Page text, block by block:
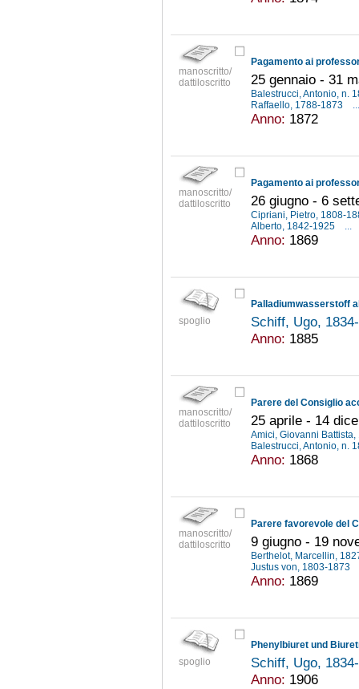
manoscritto/
dattiloscritto
25 gennaio - 31
Balestrucci, Antonio, n.
Raffaello, 1788-1873
...
Anno: 1872
manoscritto/
dattiloscritto
26 giugno - 6
Cipriani, Pietro, 1808-
Alberto, 1842-1925
...
Anno: 1869
spoglio
Palladiumwasserstoff
Schiff, Ugo,
Anno: 1885
manoscritto/
dattiloscritto
25 aprile - 14
Amici, Giovanni
Balestrucci, Antonio, n.
Anno: 1868
manoscritto/
dattiloscritto
9 giugno - 19
Berthelot, Marcellin,
Justus von, 1803-1873
Anno: 1869
spoglio
Phenylbiuret und
Schiff, Ugo,
Anno: 1906